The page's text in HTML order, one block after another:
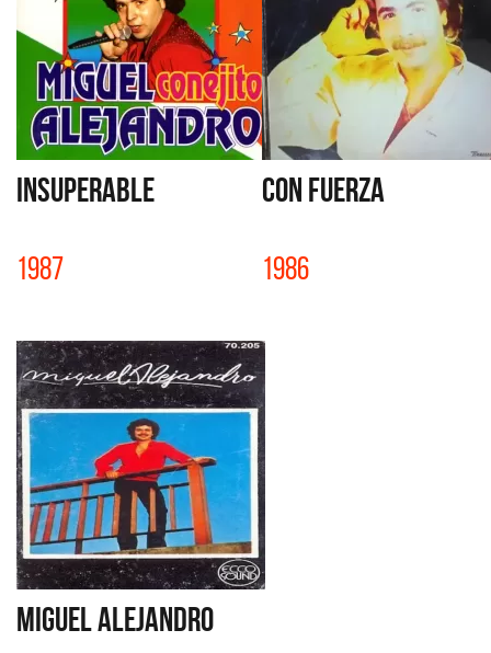
INSUPERABLE
1987
CON FUERZA
1986
MIGUEL ALEJANDRO